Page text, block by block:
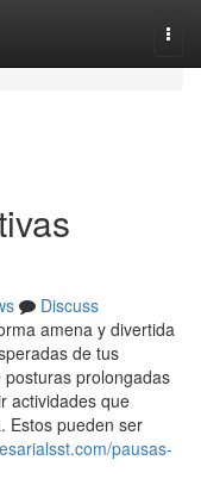
Discuss
amena y divertida
de tus
prolongadas
actividades que
Estos pueden ser
pausas-